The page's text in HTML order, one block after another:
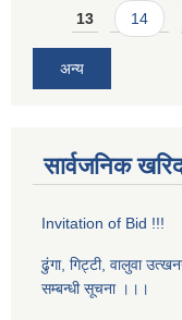
13 14
अन्य
सार्वजनिक
Invitation of Bid !!!
ढुंगा, गिट्टी, वालुवा
सम्बन्धी सूचना ।।।